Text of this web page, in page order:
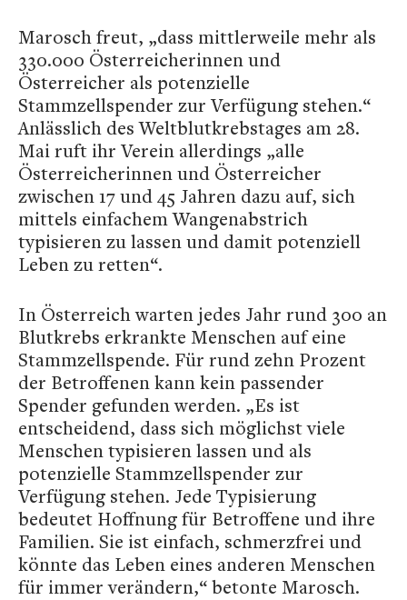
Marosch freut, „dass mittlerweile mehr als
330.000 Österreicherinnen und
Österreicher als potenzielle
Stammzellspender zur Verfügung stehen.“
Anlässlich des Weltblutkrebstages am 28.
Mai ruft ihr Verein allerdings „alle
Österreicherinnen und Österreicher
zwischen 17 und 45 Jahren dazu auf, sich
mittels einfachem Wangenabstrich
typisieren zu lassen und damit potenziell
Leben zu retten“.
In Österreich warten jedes Jahr rund 300 an
Blutkrebs erkrankte Menschen auf eine
Stammzellspende. Für rund zehn Prozent
der Betroffenen kann kein passender
Spender gefunden werden. „Es ist
entscheidend, dass sich möglichst viele
Menschen typisieren lassen und als
potenzielle Stammzellspender zur
Verfügung stehen. Jede Typisierung
bedeutet Hoffnung für Betroffene und ihre
Familien. Sie ist einfach, schmerzfrei und
könnte das Leben eines anderen Menschen
für immer verändern,“ betonte Marosch.